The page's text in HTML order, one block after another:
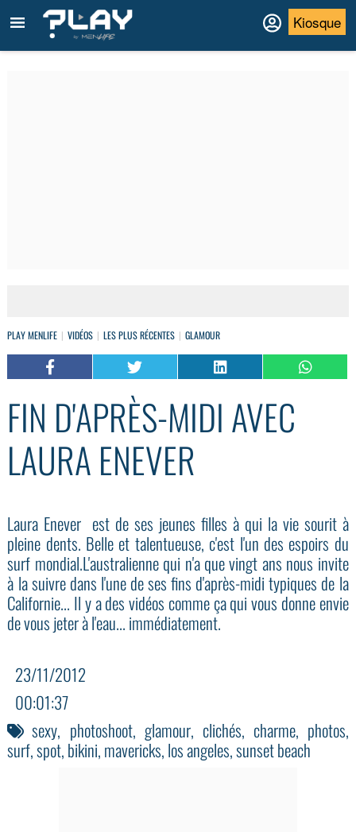
Kiosque
PLAY MENLIFE VIDÉOS LES PLUS RÉCENTES GLAMOUR
FIN D'APRÈS-MIDI AVEC
LAURA ENEVER
Laura Enever est de ses jeunes filles à qui la vie sourit à
pleine dents. Belle et talentueuse, c'est l'un des espoirs du
surf mondial.L'australienne qui n'a que vingt ans nous invite
à la suivre dans l'une de ses fins d'après-midi typiques de la
Californie... Il y a des vidéos comme ça qui vous donne envie
de vous jeter à l'eau... immédiatement.
23/11/2012
00:01:37
sexy, photoshoot, glamour, clichés, charme, photos,
surf,spot,bikini,mavericks,los angeles,sunset beach